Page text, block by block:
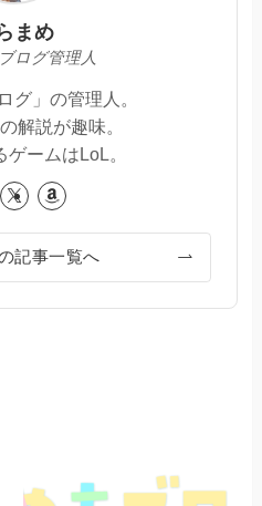
まめ
ログ管理人
グ」の管理人。
解説が趣味。
ームはLoL。
記事一覧へ